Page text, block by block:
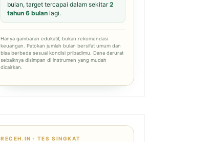
bulan, target tercapai dalam sekitar2
tahun 6 bulan lagi.
Hanya gambaran edukatif, bukan rekomendasi
keuangan. Patokan jumlah bulan bersifat umum dan
bisa berbeda sesuai kondisi pribadimu. Dana darurat
sebaiknya disimpan di instrumen yang mudah
dicairkan.
RECEH.IN · TES SINGKAT